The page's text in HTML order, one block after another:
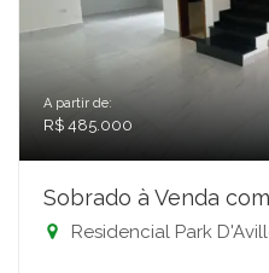
A partir de:
R$ 485.000
Sobrado à Venda
Residencial Park